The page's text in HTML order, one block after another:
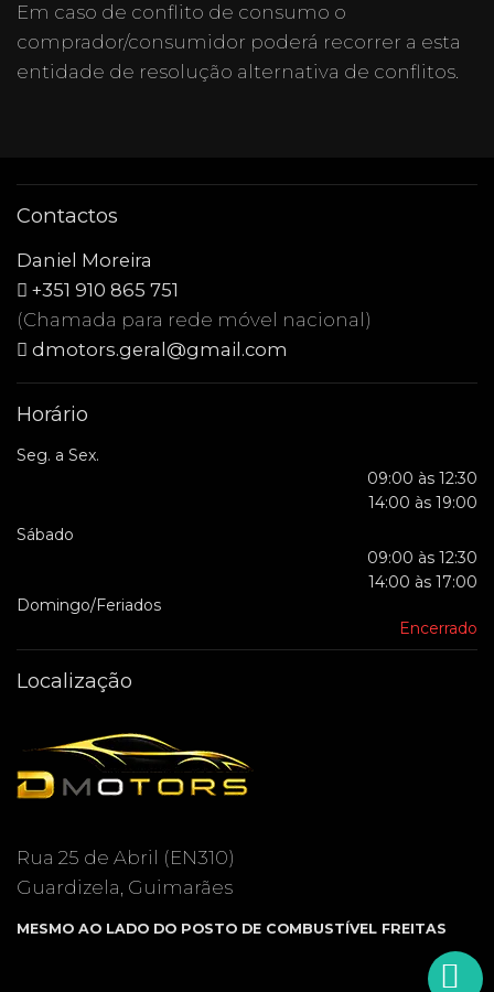
Em caso de conflito de consumo o
comprador/consumidor poderá recorrer a esta
entidade de resolução alternativa de conflitos.
Contactos
Daniel Moreira
+351 910 865 751
(Chamada para rede móvel nacional)
dmotors.geral@gmail.com
Horário
Seg. a Sex.
09:00 às 12:30
14:00 às 19:00
Sábado
09:00 às 12:30
14:00 às 17:00
Domingo/Feriados
Encerrado
Localização
Rua 25 de Abril (EN310)
Guardizela, Guimarães
MESMO AO LADO DO POSTO DE COMBUSTÍVEL FREITAS